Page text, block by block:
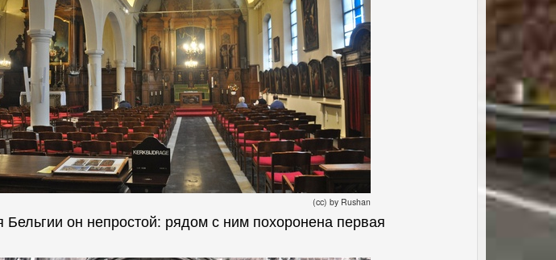
(cc) by Rushan
он непростой: рядом с ним похоронена первая